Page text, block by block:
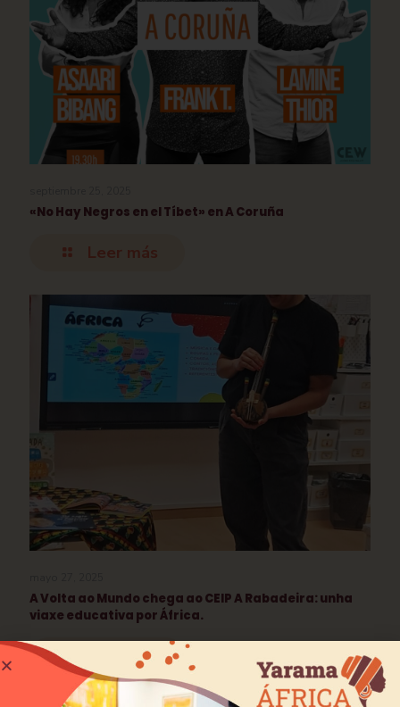
«No Hay Negros en el Tíbet» en A Coruña
Leer más
A Volta ao Mundo chega ao CEIP A Rabadeira: unha
viaxe educativa por África.
Leer más